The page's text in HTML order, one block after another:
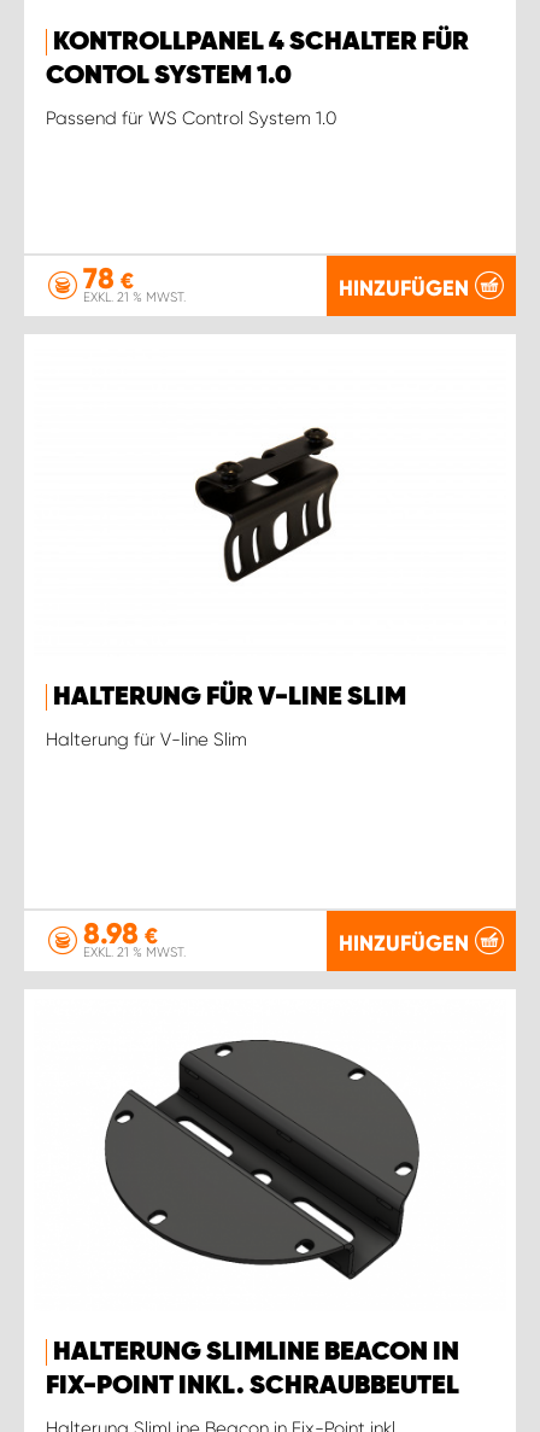
KONTROLLPANEL 4 SCHALTER FÜR
CONTOL SYSTEM 1.0
Passend für WS Control System 1.0
78 €
EXKL. 21 % MWST. HINZUFÜGEN
HALTERUNG FÜR V-LINE SLIM
Halterung für V-line Slim
8.98 €
EXKL. 21 % MWST. HINZUFÜGEN
HALTERUNG SLIMLINE BEACON IN
FIX-POINT INKL. SCHRAUBBEUTEL